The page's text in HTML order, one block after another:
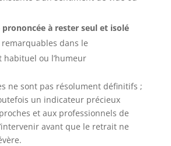
prononcée à rester seul et isolé
dans le
habituel ou l’humeur
ne sont pas résolument définitifs ;
un indicateur précieux
et aux professionnels de
avant que le retrait ne